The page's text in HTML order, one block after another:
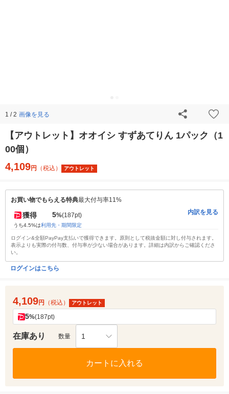
1 / 2 画像を見る
【アウトレット】オオイシ すずあてりん 1パック（1
00個）
4,109円 （税込） アウトレット
お買い物でもらえる特典最大付与率11%
獲得 5%(187pt)
うち4.5%は利用先・期間限定
内訳を見る
ログイン&全額PayPay支払いで獲得できます。原則として税抜金額に対し付与されます。
表示よりも実際の付与数、付与率が少ない場合があります。詳細は内訳からご確認くださ
い。
ログインはこちら
4,109円 （税込） アウトレット
5%(187pt)
在庫あり 数量 1
カートに入れる